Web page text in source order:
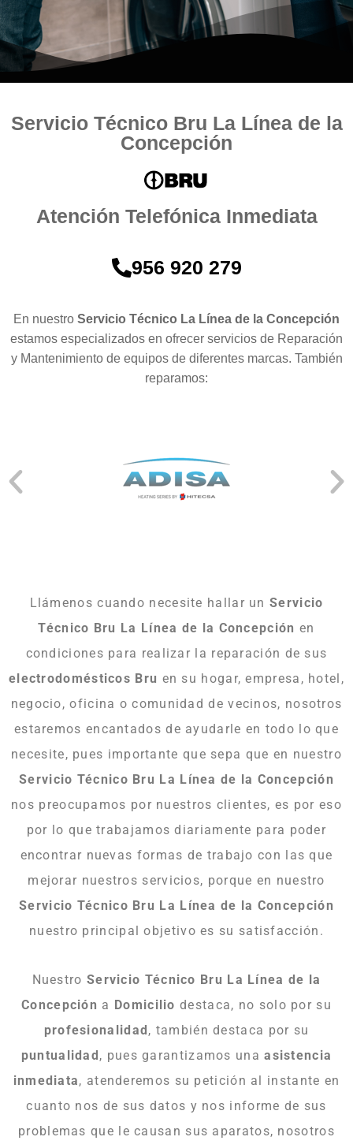
Servicio Técnico Bru La Línea de la
Concepción
Atención Telefónica Inmediata
956 920 279
En nuestro Servicio Técnico La Línea de la Concepción
estamos especializados en ofrecer servicios de Reparación
y Mantenimiento de equipos de diferentes marcas. También
reparamos:
Llámenos cuando necesite hallar unServicio
Técnico Bru La Línea de la Concepción en
condiciones para realizar la reparación de sus
electrodomésticos Bru en su hogar, empresa, hotel,
negocio, oficina o comunidad de vecinos, nosotros
estaremos encantados de ayudarle en todo lo que
necesite, pues importante que sepa que en nuestro
Servicio Técnico Bru La Línea de la Concepción
nos preocupamos por nuestros clientes, es por eso
por lo que trabajamos diariamente para poder
encontrar nuevas formas de trabajo con las que
mejorar nuestros servicios, porque en nuestro
Servicio Técnico Bru La Línea de la Concepción
nuestro principal objetivo es su satisfacción.
Nuestro Servicio Técnico Bru La Línea de la
Concepción a Domicilio destaca, no solo por su
profesionalidad , también destaca por su
puntualidad , pues garantizamos unaasistencia
inmediata, atenderemos su petición al instante en
cuanto nos de sus datos y nos informe de sus
problemas que le causan sus aparatos, nosotros